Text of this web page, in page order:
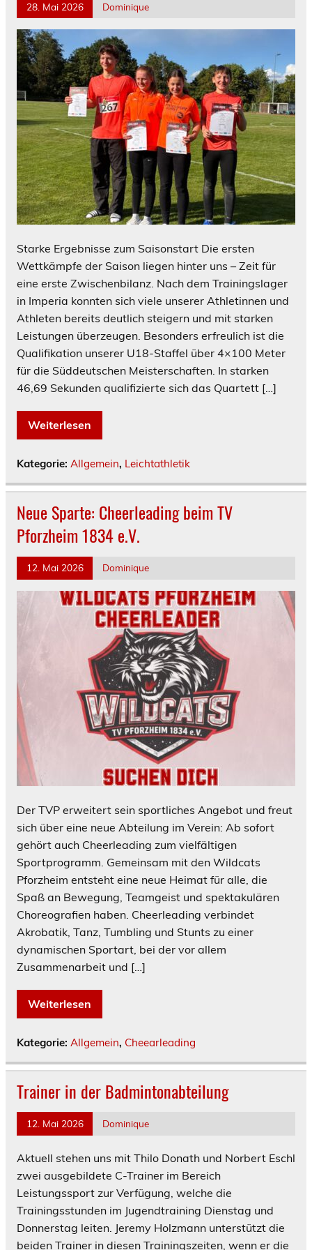
28. Mai 2026 Dominique
Starke Ergebnisse zum Saisonstart Die ersten
Wettkämpfe der Saison liegen hinter uns – Zeit für
eine erste Zwischenbilanz. Nach dem Trainingslager
in Imperia konnten sich viele unserer Athletinnen und
Athleten bereits deutlich steigern und mit starken
Leistungen überzeugen. Besonders erfreulich ist die
Qualifikation unserer U18-Staffel über 4×100 Meter
für die Süddeutschen Meisterschaften. In starken
46,69 Sekunden qualifizierte sich das Quartett […]
Weiterlesen
Kategorie: Allgemein, Leichtathletik
Neue Sparte: Cheerleading beim TV
Pforzheim 1834 e.V.
12. Mai 2026 Dominique
Der TVP erweitert sein sportliches Angebot und freut
sich über eine neue Abteilung im Verein: Ab sofort
gehört auch Cheerleading zum vielfältigen
Sportprogramm. Gemeinsam mit den Wildcats
Pforzheim entsteht eine neue Heimat für alle, die
Spaß an Bewegung, Teamgeist und spektakulären
Choreografien haben. Cheerleading verbindet
Akrobatik, Tanz, Tumbling und Stunts zu einer
dynamischen Sportart, bei der vor allem
Zusammenarbeit und […]
Weiterlesen
Kategorie: Allgemein, Cheearleading
Trainer in der Badmintonabteilung
12. Mai 2026 Dominique
Aktuell stehen uns mit Thilo Donath und Norbert Eschl
zwei ausgebildete C-Trainer im Bereich
Leistungssport zur Verfügung, welche die
Trainingsstunden im Jugendtraining Dienstag und
Donnerstag leiten. Jeremy Holzmann unterstützt die
beiden Trainer in diesen Trainingszeiten, wenn er die